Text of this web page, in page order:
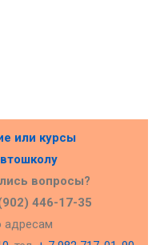
или курсы
вопросы?
446-17-35
адресам